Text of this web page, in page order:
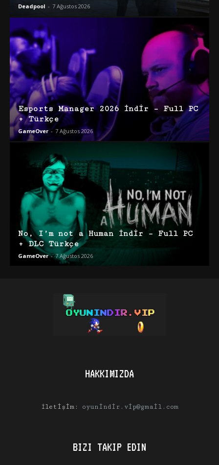
Deadpool - 7 Ağustos 2026
Esports Manager 2026 İndir – Full PC
+ Türkçe
GameOver - 7 Ağustos 2026
No, I’m not a Human İndir – Full PC
+ DLC Türkçe
GameOver - 7 Ağustos 2026
HAKKIMIZDA
İletişim: oyunindir.vip@gmail.com
BIZI TAKIP EDIN